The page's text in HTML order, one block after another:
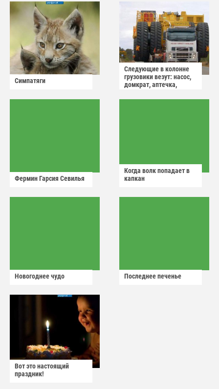
Симпатяги
Следующие в колонне
грузовики везут: насос,
домкрат, аптечка,
Фермин Гарсия Севилья
Когда волк попадает в
капкан
Новогоднее чудо Последнее печенье
Вот это настоящий
праздник!